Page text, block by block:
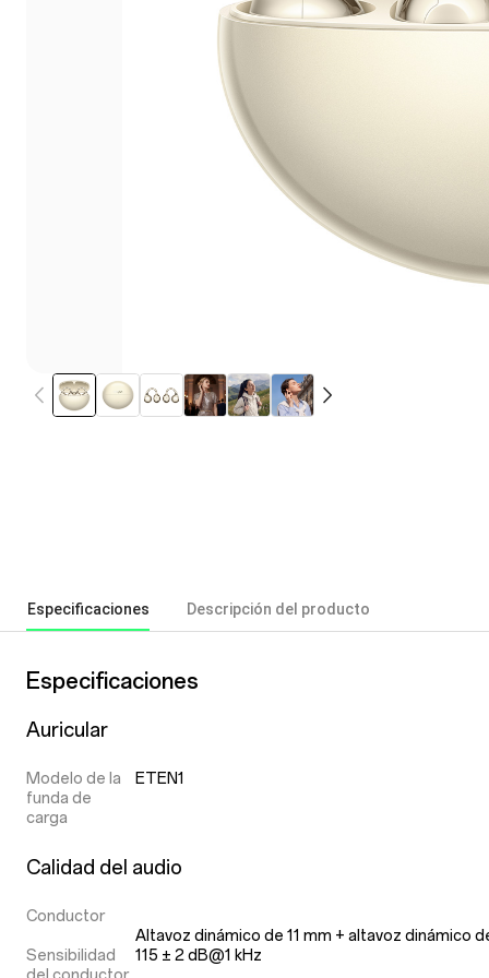
Especificaciones Descripción del producto
Especificaciones
Auricular
Modelo de la
funda de
carga
ETEN1
Calidad del audio
Conductor
Altavoz dinámico de 11 mm + altavoz dinámico
Sensibilidad
115 ± 2 dB@1 kHz